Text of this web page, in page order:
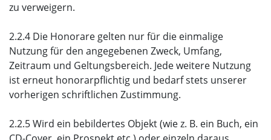
zu verweigern.
2.2.4 Die Honorare gelten nur für die einmalige
Nutzung für den angegebenen Zweck, Umfang,
Zeitraum und Geltungsbereich. Jede weitere Nutzung
ist erneut honorarpflichtig und bedarf stets unserer
vorherigen schriftlichen Zustimmung.
2.2.5 Wird ein bebildertes Objekt (wie z. B. ein Buch, ein